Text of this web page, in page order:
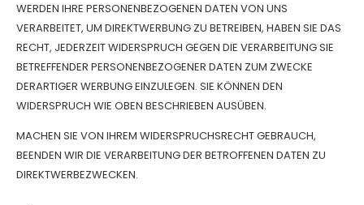
WERDEN IHRE PERSONENBEZOGENEN DATEN VON UNS
VERARBEITET, UM DIREKTWERBUNG ZU BETREIBEN, HABEN SIE DAS
RECHT, JEDERZEIT WIDERSPRUCH GEGEN DIE VERARBEITUNG SIE
BETREFFENDER PERSONENBEZOGENER DATEN ZUM ZWECKE
DERARTIGER WERBUNG EINZULEGEN. SIE KÖNNEN DEN
WIDERSPRUCH WIE OBEN BESCHRIEBEN AUSÜBEN.
MACHEN SIE VON IHREM WIDERSPRUCHSRECHT GEBRAUCH,
BEENDEN WIR DIE VERARBEITUNG DER BETROFFENEN DATEN ZU
DIREKTWERBEZWECKEN.